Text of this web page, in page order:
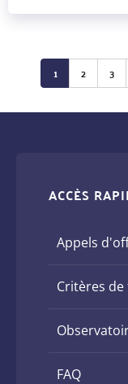
Pagination
1 2 3
ACCÈS
Appels
Critères
FAQ